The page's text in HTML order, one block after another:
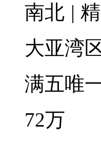
南北 |
大亚湾
满五唯
72万